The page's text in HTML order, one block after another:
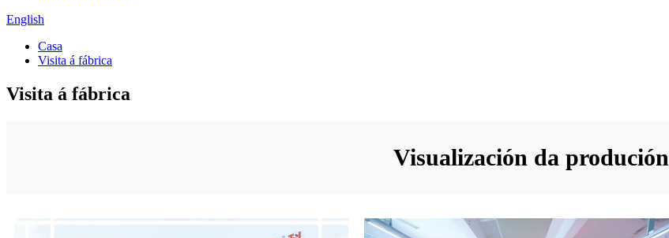
English
Casa
Visita á fábrica
Visita á fábrica
Visualización da produción